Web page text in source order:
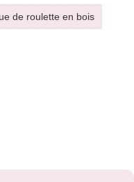
de roulette en bois